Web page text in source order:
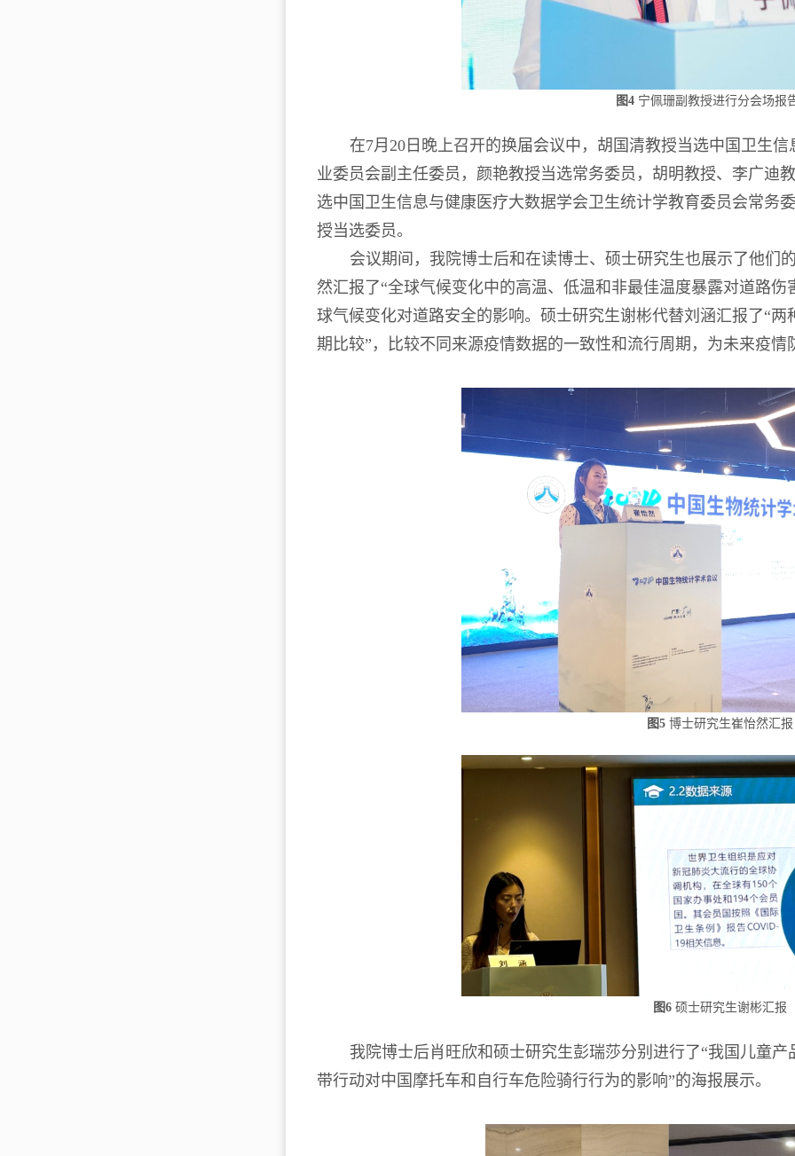
图4 宁佩珊副教授进行分会场报
在7月20日晚上召开的换届会议中，胡国清教授当选中国卫生
业委员会副主任委员，颜艳教授当选常务委员，胡明教授、李广迪
选中国卫生信息与健康医疗大数据学会卫生统计学教育委员会常务
授当选委员。
会议期间，我院博士后和在读博士、硕士研究生也展示了他们
然汇报了“全球气候变化中的高温、低温和非最佳温度暴露对道路
球气候变化对道路安全的影响。硕士研究生谢彬代替刘涵汇报了“
期比较”，比较不同来源疫情数据的一致性和流行周期，为未来疫情
图5 博士研究生崔怡然汇报
图6 硕士研究生谢彬汇报
我院博士后肖旺欣和硕士研究生彭瑞莎分别进行了“我国儿童
带行动对中国摩托车和自行车危险骑行行为的影响”的海报展示。